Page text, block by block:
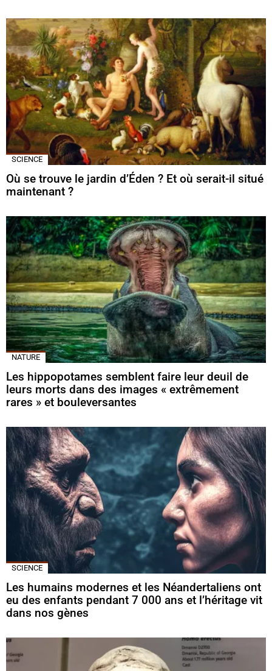
SCIENCE
Où se trouve le jardin d’Éden ? Et où serait-il situé
maintenant ?
NATURE
Les hippopotames semblent faire leur deuil de
leurs morts dans des images « extrêmement
rares » et bouleversantes
SCIENCE
Les humains modernes et les Néandertaliens ont
eu des enfants pendant 7 000 ans et l’héritage vit
dans nos gènes